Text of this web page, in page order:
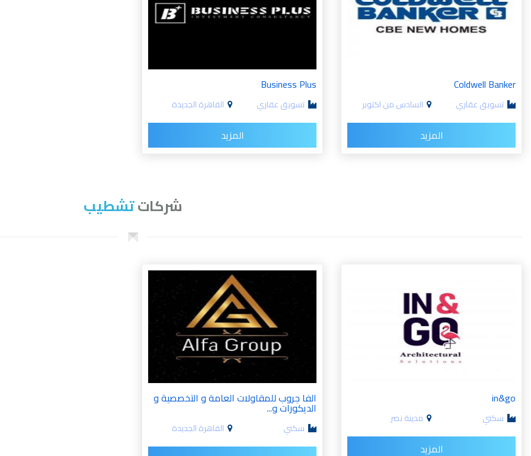
Coldwell Banker
تسويق عقاري السادس من اكتوبر
المزيد
Business Plus
تسويق عقاري القاهرة الجديدة
المزيد
شركاتتشطيب
in&go
سكني مدينة نصر
المزيد
الفا جروب للمقاولات العامة و التخصصية و
الديكورات و...
سكني القاهرة الجديدة